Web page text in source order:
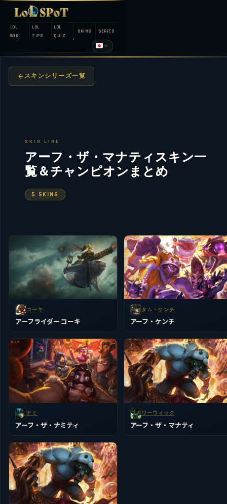
LOL
WIKI
LOL
TIPS
LOL
QUIZ
SKINS SERIES
スキンシリーズ一覧
SKIN LINE
アーフ・ザ・マナティスキン一
覧＆チャンピオンまとめ
5 SKINS
コーキ
アーフライダー コーキ
タム・ケンチ
アーフ・ケンチ
ナミ
アーフ・ザ・ナミティ
ワーウィック
アーフ・ザ・マナティ